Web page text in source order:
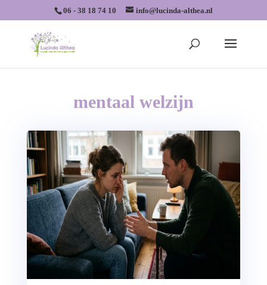
06 - 38 18 74 10 info@lucinda-althea.nl
mentaal welzijn